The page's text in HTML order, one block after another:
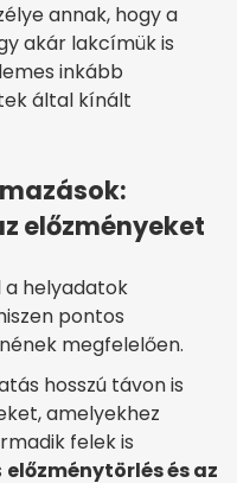
annak, hogy a
akár lakcímük is
inkább
által kínált
előzményeket
a helyadatok
pontos
megfelelően.
hosszú távon is
amelyekhez
felek is
előzménytörlés és az